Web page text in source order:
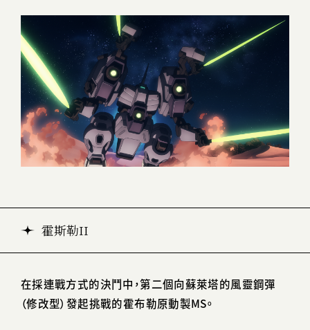
霍斯勒II
在採連戰方式的決鬥中，第二個向蘇萊塔的風靈鋼彈
（修改型）發起挑戰的霍布勒原動製MS。